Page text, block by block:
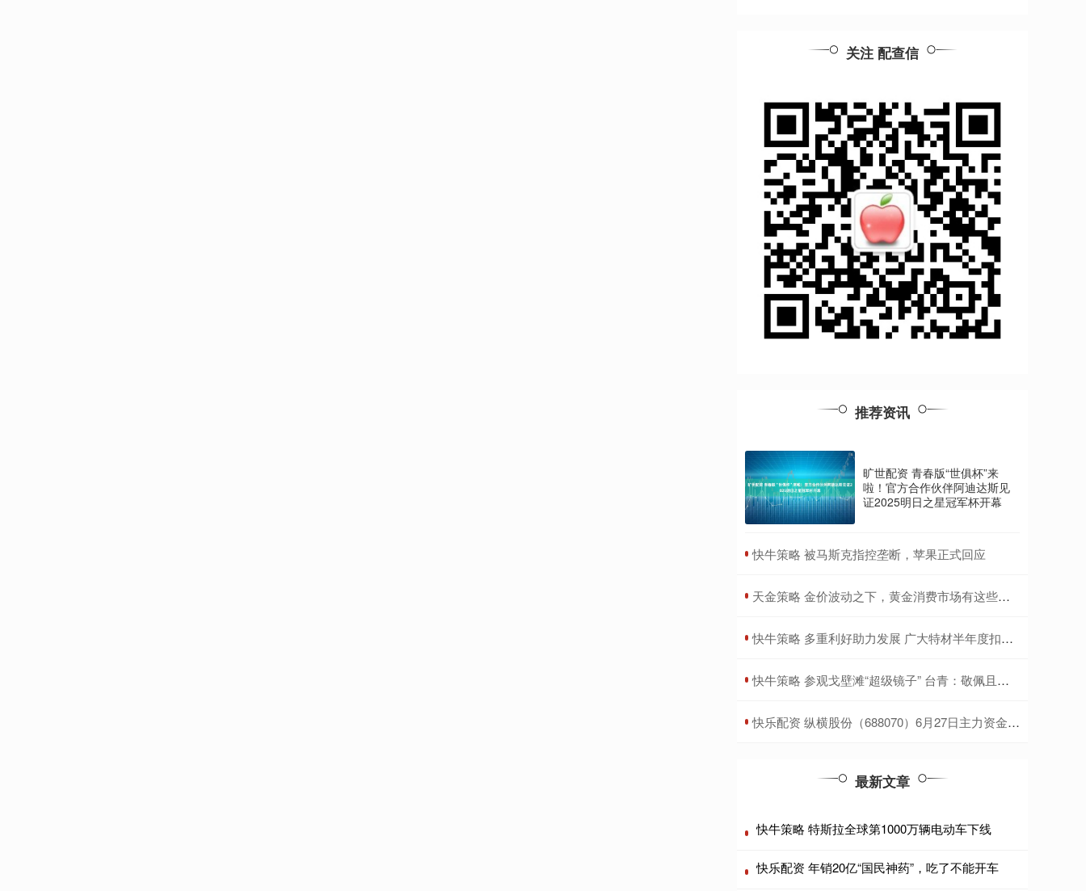
关注 配查信
推荐资讯
旷世配资 青春版“世俱杯”来
啦！官方合作伙伴阿迪达斯见
证2025明日之星冠军杯开幕
​快牛策略 被马斯克指控垄断，苹果正式回应
​天金策略 金价波动之下，黄金消费市场有这些新趋势
​快牛策略 多重利好助力发展 广大特材半年度扣非净利大增2342.81%
​快牛策略 参观戈壁滩“超级镜子” 台青：敬佩且骄傲_大皖新闻 | 安徽网
​快乐配资 纵横股份（688070）6月27日主力资金净卖出2159.43万元
最新文章
快牛策略 特斯拉全球第1000万辆电动车下线
快乐配资 年销20亿“国民神药”，吃了不能开车